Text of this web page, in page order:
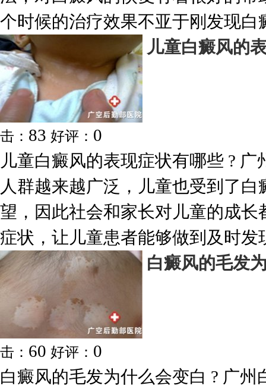
个时候的治疗效果不亚于刚发现白
儿童白癜风的
击： 83 好评： 0
儿童白癜风的表现症状有哪些 ?
人群越来越广泛，儿童也受到了
望，因此社会和家长对儿童的成
症状，让儿童患者能够做到及时发
白癜风的毛发
击： 60 好评： 0
白癜风的毛发为什么会变白 ? 广